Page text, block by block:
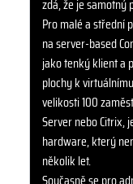
zdá, že je samotný
Pro malé a střední
na server-based
jako tenký klient a
plochy k
velikosti 100
Server nebo Citrix,
hardware, který
několik let.